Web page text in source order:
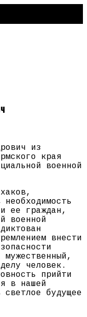
из
края
военной
ее граждан,
военной
внести
человек.
прийти
в нашей
будущее